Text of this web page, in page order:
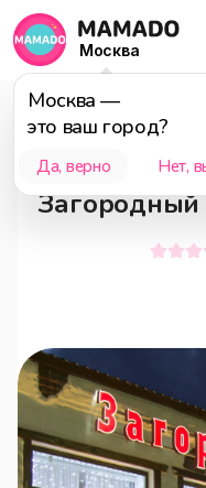
Москва
Москва —
это ваш город?
Да, верно Нет,
Загородный